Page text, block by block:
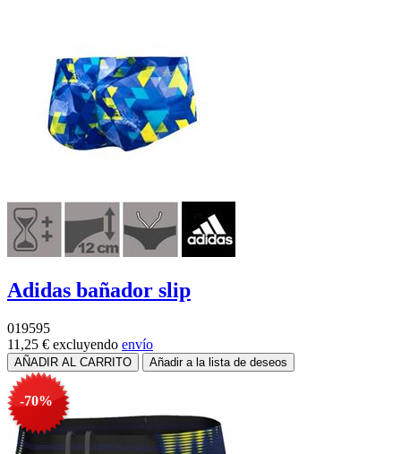
Adidas bañador slip
019595
11,25 € excluyendo envío
-70%